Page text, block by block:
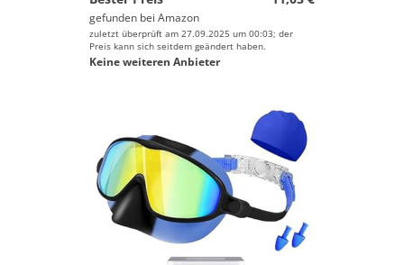
gefunden bei Amazon
zuletzt überprüft am 27.09.2025 um 00:03; der
Preis kann sich seitdem geändert haben.
Keine weiteren Anbieter